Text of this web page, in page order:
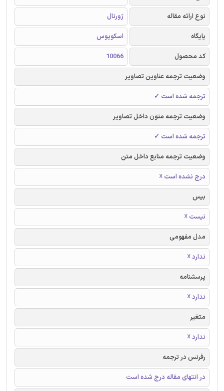
نوع ارائه مقاله
ژورنال
پایگاه
اسکوپوس
کد محصول
10066
وضعیت ترجمه عناوین تصاویر
ترجمه شده است ✓
وضعیت ترجمه متون داخل تصاویر
ترجمه شده است ✓
وضعیت ترجمه منابع داخل متن
درج نشده است ☓
بیس
نیست ☓
مدل مفهومی
ندارد ☓
پرسشنامه
ندارد ☓
متغیر
ندارد ☓
رفرنس در ترجمه
در انتهای مقاله درج شده است